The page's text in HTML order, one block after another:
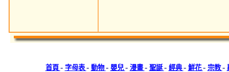
首頁 - 字母表 - 動物- 嬰兒- 漫畫- 聖誕- 經典- 鮮花- 宗教-